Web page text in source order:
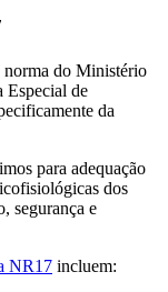
norma do Ministério
Especial de
da
para adequação
dos
segurança e
NR17 incluem: